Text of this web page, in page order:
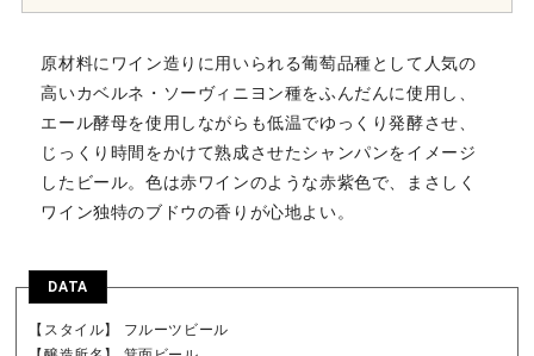
原材料にワイン造りに用いられる葡萄品種として人気の
高いカベルネ・ソーヴィニヨン種をふんだんに使用し、
エール酵母を使用しながらも低温でゆっくり発酵させ、
じっくり時間をかけて熟成させたシャンパンをイメージ
したビール。色は赤ワインのような赤紫色で、まさしく
ワイン独特のブドウの香りが心地よい。
DATA
【スタイル】 フルーツビール